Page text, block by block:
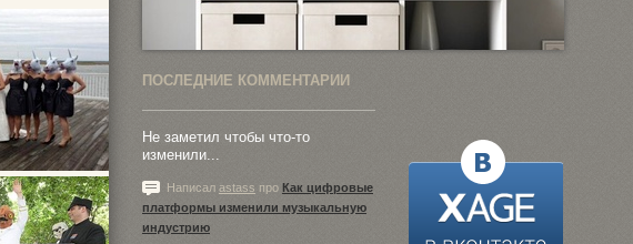
ПОСЛЕДНИЕ КОММЕНТАРИИ
Не заметил чтобы что-то
изменили...
Написал astass про Как цифровые
платформы изменили музыкальную
индустрию